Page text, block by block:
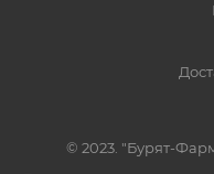
© 2023. "Бурят-